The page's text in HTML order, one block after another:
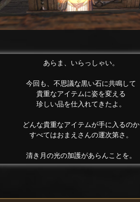
あらま、いらっしゃい。
今回も、不思議な黒い石に共鳴して
貴重なアイテムに姿を変える
珍しい品を仕入れてきたよ。
どんな貴重なアイテムが手に入るのか
すべてはおまえさんの運次第さ。
清き月の光の加護があらんことを。